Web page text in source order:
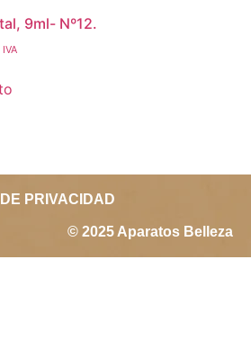
9ml- Nº12.
IVA
PRIVACIDAD
© 2025 Aparatos Belleza